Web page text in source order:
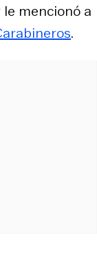
mencionó a
.